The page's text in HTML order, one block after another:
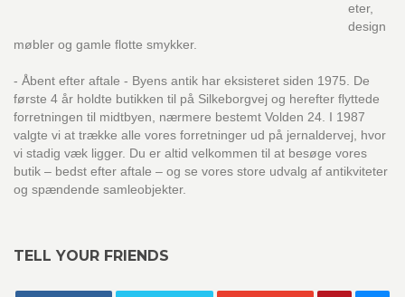
eter,
design
møbler og gamle flotte smykker.
- Åbent efter aftale - Byens antik har eksisteret siden 1975. De
første 4 år holdte butikken til på Silkeborgvej og herefter flyttede
forretningen til midtbyen, nærmere bestemt Volden 24. I 1987
valgte vi at trække alle vores forretninger ud på jernaldervej, hvor
vi stadig væk ligger. Du er altid velkommen til at besøge vores
butik – bedst efter aftale – og se vores store udvalg af antikviteter
og spændende samleobjekter.
TELL YOUR FRIENDS